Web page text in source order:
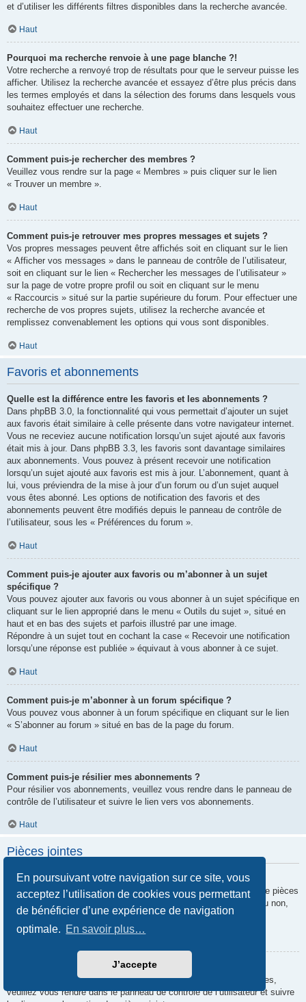
En poursuivant votre navigation sur ce site, vous
acceptez l’utilisation de cookies vous permettant
de bénéficier d’une expérience de navigation
optimale. En savoir plus…
J’accepte
et d’utiliser les différents filtres disponibles dans la recherche avancée.
Haut
Pourquoi ma recherche renvoie à une page blanche ?!
Votre recherche a renvoyé trop de résultats pour que le serveur puisse les
afficher. Utilisez la recherche avancée et essayez d’être plus précis dans
les termes employés et dans la sélection des forums dans lesquels vous
souhaitez effectuer une recherche.
Haut
Comment puis-je rechercher des membres ?
Veuillez vous rendre sur la page « Membres » puis cliquer sur le lien
« Trouver un membre ».
Haut
Comment puis-je retrouver mes propres messages et sujets ?
Vos propres messages peuvent être affichés soit en cliquant sur le lien
« Afficher vos messages » dans le panneau de contrôle de l’utilisateur,
soit en cliquant sur le lien « Rechercher les messages de l’utilisateur »
sur la page de votre propre profil ou soit en cliquant sur le menu
« Raccourcis » situé sur la partie supérieure du forum. Pour effectuer une
recherche de vos propres sujets, utilisez la recherche avancée et
remplissez convenablement les options qui vous sont disponibles.
Haut
Favoris et abonnements
Quelle est la différence entre les favoris et les abonnements ?
Dans phpBB 3.0, la fonctionnalité qui vous permettait d’ajouter un sujet
aux favoris était similaire à celle présente dans votre navigateur internet.
Vous ne receviez aucune notification lorsqu’un sujet ajouté aux favoris
était mis à jour. Dans phpBB 3.3, les favoris sont davantage similaires
aux abonnements. Vous pouvez à présent recevoir une notification
lorsqu’un sujet ajouté aux favoris est mis à jour. L’abonnement, quant à
lui, vous préviendra de la mise à jour d’un forum ou d’un sujet auquel
vous êtes abonné. Les options de notification des favoris et des
abonnements peuvent être modifiés depuis le panneau de contrôle de
l’utilisateur, sous les « Préférences du forum ».
Haut
Comment puis-je ajouter aux favoris ou m’abonner à un sujet
spécifique ?
Vous pouvez ajouter aux favoris ou vous abonner à un sujet spécifique en
cliquant sur le lien approprié dans le menu « Outils du sujet », situé en
haut et en bas des sujets et parfois illustré par une image.
Répondre à un sujet tout en cochant la case « Recevoir une notification
lorsqu’une réponse est publiée » équivaut à vous abonner à ce sujet.
Haut
Comment puis-je m’abonner à un forum spécifique ?
Vous pouvez vous abonner à un forum spécifique en cliquant sur le lien
« S’abonner au forum » situé en bas de la page du forum.
Haut
Comment puis-je résilier mes abonnements ?
Pour résilier vos abonnements, veuillez vous rendre dans le panneau de
contrôle de l’utilisateur et suivre le lien vers vos abonnements.
Haut
Pièces jointes
Quelles pièces jointes sont autorisées sur ce forum ?
Chaque administrateur peut autoriser ou interdire certains types de pièces
jointes. Si vous n’êtes pas certain de savoir ce qui est autorisé ou non,
nous vous invitons à contacter un administrateur du forum.
Comment puis-je retrouver toutes mes pièces jointes ?
Pour retrouver la liste des pièces jointes que vous avez transférées,
veuillez vous rendre dans le panneau de contrôle de l’utilisateur et suivre